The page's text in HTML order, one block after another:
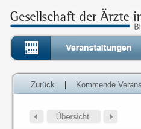
Zurück Kommende